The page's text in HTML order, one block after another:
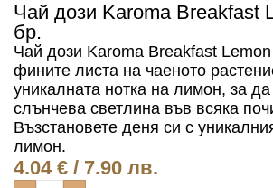
Чай дози Karoma Breakfast
бр.
Чай дози Karoma Breakfast
фините листа на чаеното
уникалната нотка на лимон, за
слънчева светлина във всяка
Възстановете деня си с
лимон.
4.04 € / 7.90 лв.